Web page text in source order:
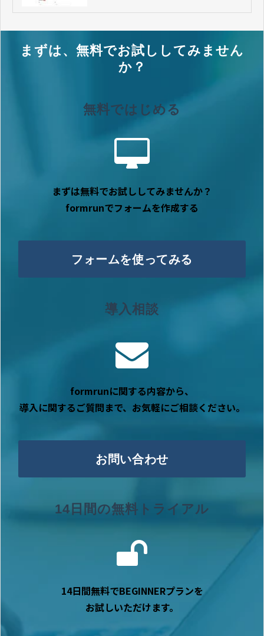
まずは、無料でお試ししてみません
か？
無料ではじめる
まずは無料でお試ししてみませんか？
formrunでフォームを作成する
フォームを使ってみる
導入相談
formrunに関する内容から、
導入に関するご質問まで、お気軽にご相談ください。
お問い合わせ
14日間の無料トライアル
14日間無料でBEGINNERプランを
お試しいただけます。